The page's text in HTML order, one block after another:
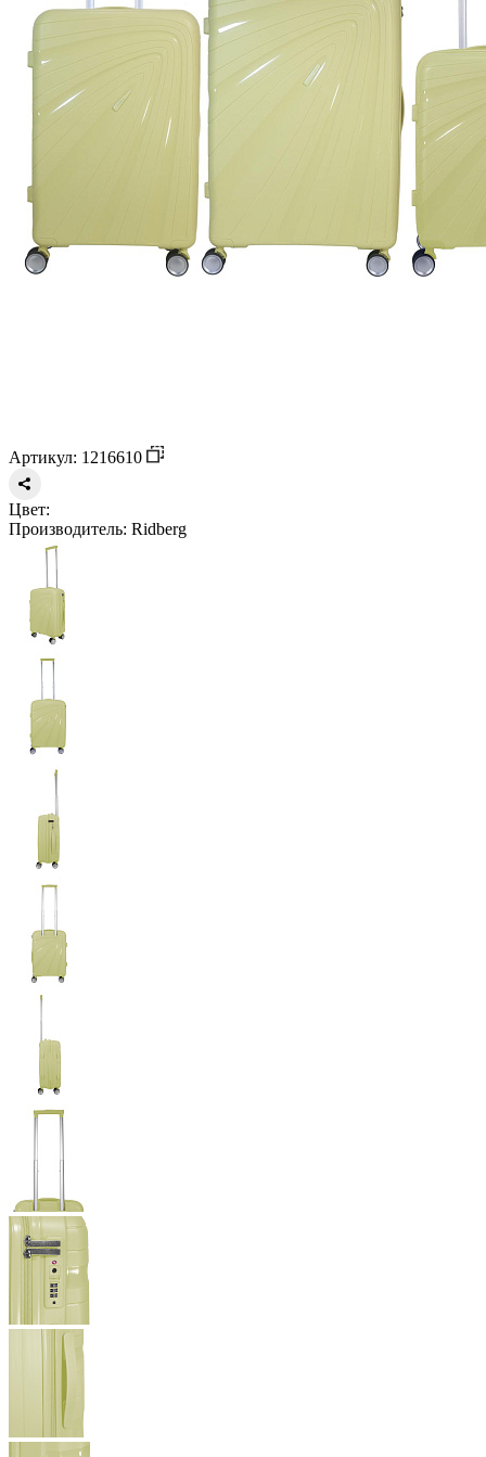
Артикул: 1216610
Цвет:
Производитель: Ridberg